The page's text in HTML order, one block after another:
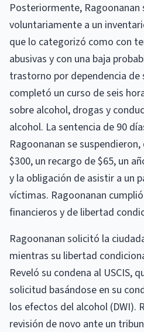
Posteriormente, Ragoonanan
voluntariamente a un
que lo categorizó como con
abusivas y con una baja
trastorno por dependencia de
completó un curso de seis
sobre alcohol, drogas y
alcohol. La sentencia de 90
Ragoonanan se
$300, un recargo de $65, un
y la obligación de asistir a un
víctimas. Ragoonanan
financieros y de libertad
Ragoonanan solicitó la
mientras su libertad
Reveló su condena al USCIS,
solicitud basándose en su
los efectos del alcohol (DWI).
revisión de novo ante un